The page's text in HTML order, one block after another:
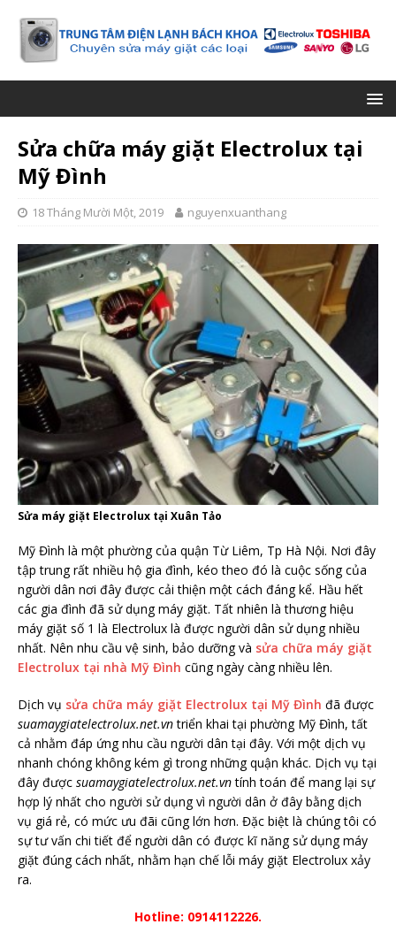
Sửa chữa máy giặt Electrolux tại
Mỹ Đình
18 Tháng Mười Một, 2019 nguyenxuanthang
Sửa máy giặt Electrolux tại Xuân Tảo
Mỹ Đình là một phường của quận Từ Liêm, Tp Hà Nội. Nơi đây
tập trung rất nhiều hộ gia đình, kéo theo đó là cuộc sống của
người dân nơi đây được cải thiện một cách đáng kể. Hầu hết
các gia đình đã sử dụng máy giặt. Tất nhiên là thương hiệu
máy giặt số 1 là Electrolux là được người dân sử dụng nhiều
nhất. Nên nhu cầu vệ sinh, bảo dưỡng và sửa chữa máy giặt
Electrolux tại nhà Mỹ Đình cũng ngày càng nhiều lên.
Dịch vụ sửa chữa máy giặt Electrolux tại Mỹ Đình đã được
suamaygiatelectrolux.net.vntriển khai tại phường Mỹ Đình, tất
cả nhằm đáp ứng nhu cầu người dân tại đây. Với một dịch vụ
nhanh chóng không kém gì trong những quận khác. Dịch vụ tại
đây được suamaygiatelectrolux.net.vntính toán để mang lại sự
hợp lý nhất cho người sử dụng vì người dân ở đây bằng dịch
vụ giá rẻ, có mức ưu đãi cũng lớn hơn. Đặc biệt là chúng tôi có
sự tư vấn chi tiết để người dân có được kĩ năng sử dụng máy
giặt đúng cách nhất, nhằm hạn chế lỗi máy giặt Electrolux xảy
ra.
Hotline: 0914112226.